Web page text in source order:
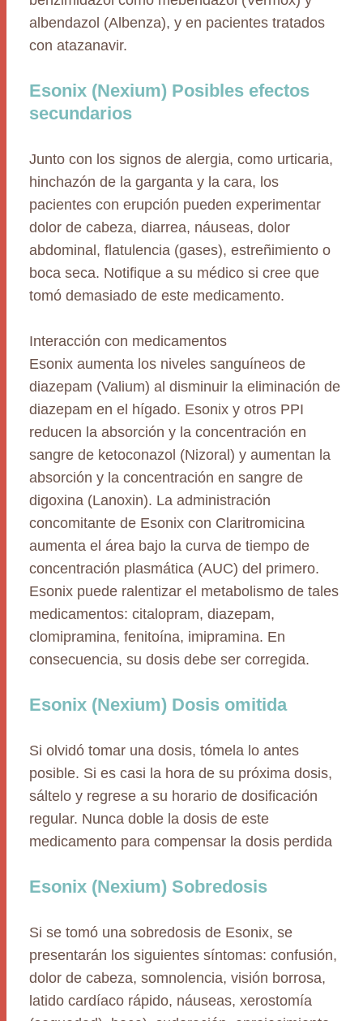
albendazol (Albenza), y en pacientes tratados
con atazanavir.
Esonix (Nexium) Posibles efectos
secundarios
Junto con los signos de alergia, como urticaria,
hinchazón de la garganta y la cara, los
pacientes con erupción pueden experimentar
dolor de cabeza, diarrea, náuseas, dolor
abdominal, flatulencia (gases), estreñimiento o
boca seca. Notifique a su médico si cree que
tomó demasiado de este medicamento.
Interacción con medicamentos
Esonix aumenta los niveles sanguíneos de
diazepam (Valium) al disminuir la eliminación de
diazepam en el hígado. Esonix y otros PPI
reducen la absorción y la concentración en
sangre de ketoconazol (Nizoral) y aumentan la
absorción y la concentración en sangre de
digoxina (Lanoxin). La administración
concomitante de Esonix con Claritromicina
aumenta el área bajo la curva de tiempo de
concentración plasmática (AUC) del primero.
Esonix puede ralentizar el metabolismo de tales
medicamentos: citalopram, diazepam,
clomipramina, fenitoína, imipramina. En
consecuencia, su dosis debe ser corregida.
Esonix (Nexium) Dosis omitida
Si olvidó tomar una dosis, tómela lo antes
posible. Si es casi la hora de su próxima dosis,
sáltelo y regrese a su horario de dosificación
regular. Nunca doble la dosis de este
medicamento para compensar la dosis perdida
Esonix (Nexium) Sobredosis
Si se tomó una sobredosis de Esonix, se
presentarán los siguientes síntomas: confusión,
dolor de cabeza, somnolencia, visión borrosa,
latido cardíaco rápido, náuseas, xerostomía